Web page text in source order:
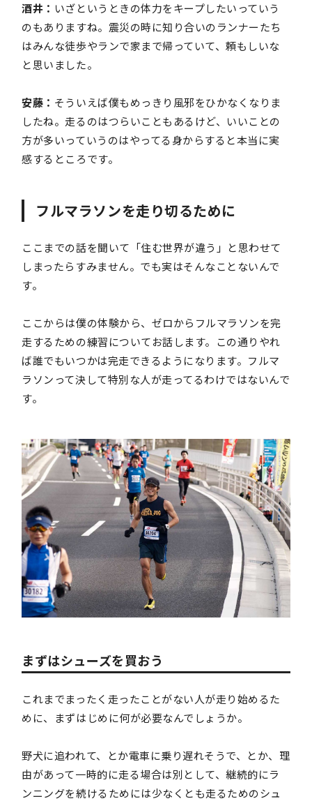
酒井： いざというときの体力をキープしたいっていう
のもありますね。震災の時に知り合いのランナーたち
はみんな徒歩やランで家まで帰っていて、頼もしいな
と思いました。
安藤： そういえば僕もめっきり風邪をひかなくなりま
したね。走るのはつらいこともあるけど、いいことの
方が多いっていうのはやってる身からすると本当に実
感するところです。
フルマラソンを走り切るために
ここまでの話を聞いて「住む世界が違う」と思わせて
しまったらすみません。でも実はそんなことないんで
す。
ここからは僕の体験から、ゼロからフルマラソンを完
走するための練習についてお話します。この通りやれ
ば誰でもいつかは完走できるようになります。フルマ
ラソンって決して特別な人が走ってるわけではないんで
す。
まずはシューズを買おう
これまでまったく走ったことがない人が走り始めるた
めに、まずはじめに何が必要なんでしょうか。
野犬に追われて、とか電車に乗り遅れそうで、とか、理
由があって一時的に走る場合は別として、継続的にラ
ンニングを続けるためには少なくとも走るためのシュ